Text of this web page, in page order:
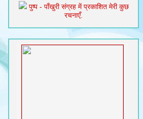
पुष्प - पाँखुरी संग्रह में प्रकाशित मेरी कुछ
रचनाएँ.